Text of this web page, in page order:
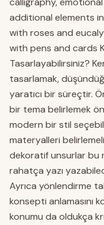
additional elements
with roses and
with pens and cards
Tasarlayabilirsiniz?
tasarlamak,
yaratıcı bir süreçtir.
bir tema belirlemek
modern bir stil
materyalleri
dekoratif unsurlar bu
rahatça yazı
Ayrıca yönlendirme
konsepti anlamasını
konumu da oldukça